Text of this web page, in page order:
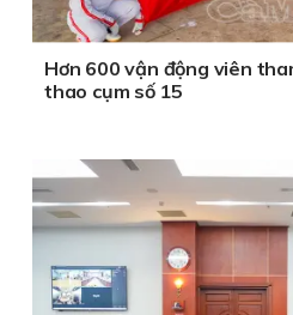
Hơn 600 vận động viên
thao cụm số 15